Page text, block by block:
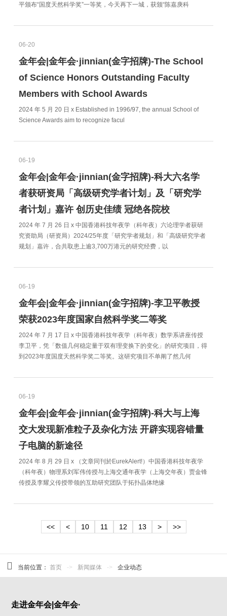
平颁布“国度天然科学奖”一等奖，今天再下一城，获颁“陈嘉庚科
06-20
金年会|金年会·jinnian(金字招牌)-The School
of Science Honors Outstanding Faculty
Members with School Awards
2024 年 5 月 20 日 x Established in 1996/97, the annual School of
Science Awards aim to recognize facul
06-19
金年会|金年会·jinnian(金字招牌)-科大六名学
者获研资局「高级研究学者计划」及「研究学
者计划」嘉许 创历史佳绩 冠绝各院校
2024 年 7 月 26 日 x 中国香港科技年夜学（科年夜）六论理学者获研
究资助局（研资局）2024/25年度「研究学者规划」和「高级研究学者
规划」嘉许，合共取患上逾3,700万港元的研究经费，以
06-19
金年会|金年会·jinnian(金字招牌)-李卫平教授
荣获2023年度国家自然科学奖二等奖
2024 年 7 月 17 日 x 中国香港科技年夜学（科年夜）数学系讲座传授
李卫平，凭「数值几何稳定量于双有理变换下的变化」的研究项目，得
到2023年度国度天然科学奖二等奖。这研究项目不单阐了然几何
06-19
金年会|金年会·jinnian(金字招牌)-科大与上海
交大发现新准粒子及杂化方法 开辟实现容错量
子电脑的新途径
2024 年 8 月 29 日 x （文章同刊於EurekAlert!）中国香港科技年夜学
（科年夜）物理系刘军伟传授与上海交通年夜学（上海交年夜）贾金锋
传授及李耀义传授带领的互助研究团队于拓扑晶体绝缘
<< < 10 11 12 13 > >>
当前位置：首页 -> 新闻媒体 -> 企业动态
走进金年会|金年会·